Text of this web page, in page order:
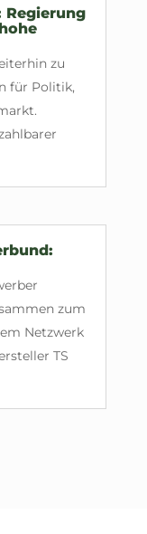
Regierung
zu
für Politik,
zum
Netzwerk
TS